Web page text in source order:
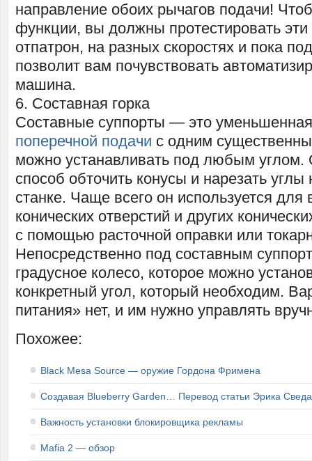
направление обоих рычагов подачи!
функции, вы должны протестировать
отпатрон, на разных скоростях и пока
позволит вам почувствовать
машина.
6. Составная горка
Составные суппорты — это
поперечной подачи с одним
можно устанавливать под любым углом.
способ обточить конусы и нарезать углы
станке. Чаще всего он используется для
конических отверстий и других
с помощью расточной оправки или
Непосредственно под составным
градусное колесо, которое можно
конкретный угол, который необходим.
питания» нет, и им нужно управлять
Похожее:
Black Mesa Source — оружие Гордона Фримена
Создавая Blueberry Garden… Перевод статьи Эрика
Важность установки блокировщика рекламы
Mafia 2 — обзор